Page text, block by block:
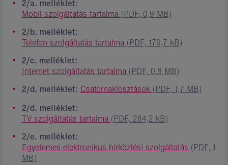
2/a. melléklet:
Mobil szolgáltatás tartalma (PDF, 0,9 MB)
2/b. melléklet:
Telefon szolgáltatás tartalma (PDF, 179,7 kB)
2/c. melléklet:
Internet szolgáltatás tartalma (PDF, 0,8 MB)
2/d. melléklet: Csatornakiosztások (PDF, 1,7 MB)
2/d. melléklet:
TV szolgáltatás tartalma (PDF, 284,2 kB)
2/e. melléklet:
Egyetemes elektronikus hírközlési szolgáltatás (PDF, 1
MB)